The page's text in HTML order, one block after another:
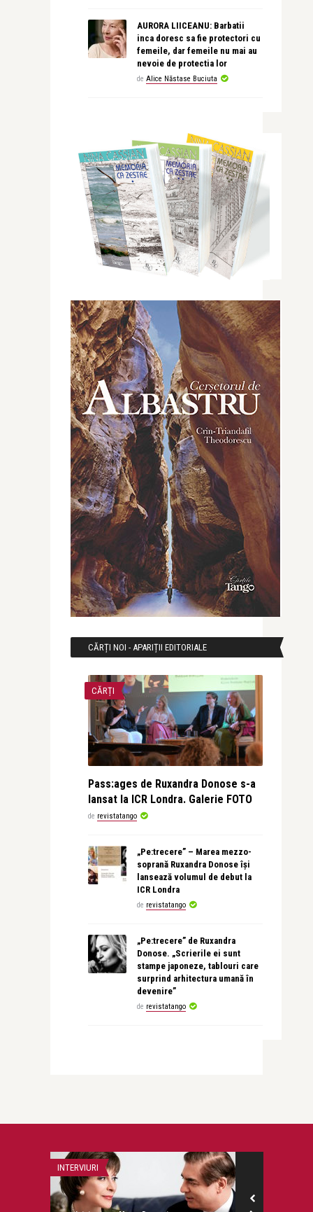
AURORA LIICEANU: Barbatii
inca doresc sa fie protectori cu
femeile, dar femeile nu mai au
nevoie de protectia lor
de Alice Năstase Buciuta
CĂRȚI NOI - APARIȚII EDITORIALE
CĂRȚI
Pass:ages de Ruxandra Donose s-a
lansat la ICR Londra. Galerie FOTO
de revistatango
„Pe:trecere” – Marea mezzo-
soprană Ruxandra Donose își
lansează volumul de debut la
ICR Londra
de revistatango
„Pe:trecere” de Ruxandra
Donose. „Scrierile ei sunt
stampe japoneze, tablouri care
surprind arhitectura umană în
devenire”
de revistatango
INTERVIURI